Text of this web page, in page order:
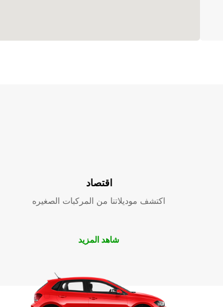
اقتصاد
اكتشف موديلاتنا من المركبات الصغيره
شاهد المزيد